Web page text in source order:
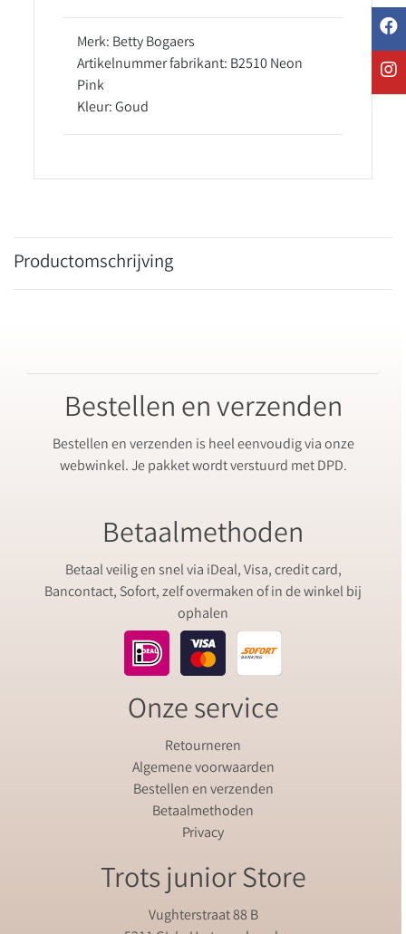
Merk: Betty Bogaers
Artikelnummer fabrikant: B2510 Neon
Pink
Kleur: Goud
Productomschrijving
Bestellen en verzenden
Bestellen en verzenden is heel eenvoudig via onze
webwinkel. Je pakket wordt verstuurd met DPD.
Betaalmethoden
Betaal veilig en snel via iDeal, Visa, credit card,
Bancontact, Sofort, zelf overmaken of in de winkel bij
ophalen
Onze service
Retourneren
Algemene voorwaarden
Bestellen en verzenden
Betaalmethoden
Privacy
Trots junior Store
Vughterstraat 88 B